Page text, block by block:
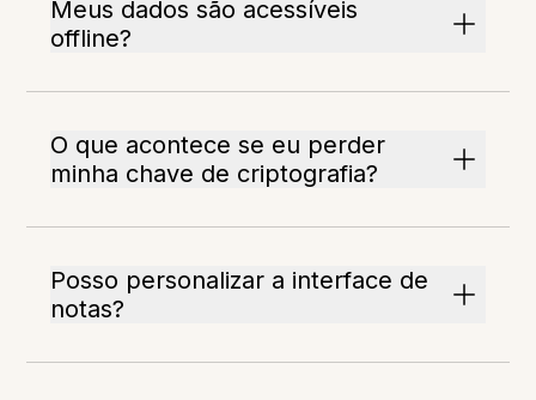
Meus dados são acessíveis
offline?
O que acontece se eu perder
minha chave de criptografia?
Posso personalizar a interface de
notas?